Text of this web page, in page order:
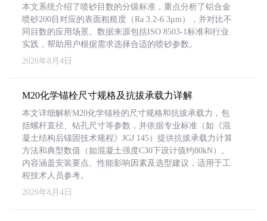
本文系统介绍了喷砂目数的分级标准，重点分析了铝合金
喷砂200目对应的表面粗糙度（Ra 3.2-6.3μm），并对比不
同目数的应用场景。数据来源包括ISO 8503-1标准和行业
实践，帮助用户根据需求选择合适的喷砂参数。
2026年8月4日
M20化学锚栓尺寸规格及抗拔承载力详解
本文详细解析M20化学锚栓的尺寸规格和抗拔承载力，包
括螺杆直径、钻孔尺寸等参数，并依据专业标准（如《混
凝土结构后锚固技术规程》JGJ 145）提供抗拔承载力计算
方法和典型数值（如混凝土强度C30下设计值约80kN）。
内容涵盖安装要点、性能影响因素及选型建议，适用于工
程技术人员参考。
2026年8月4日